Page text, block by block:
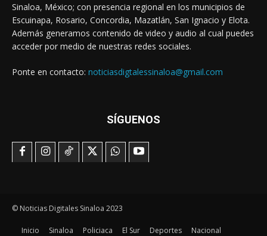
Sinaloa, México; con presencia regional en los municipios de
Escuinapa, Rosario, Concordia, Mazatlán, San Ignacio y Elota.
Además generamos contenido de video y audio al cual puedes
acceder por medio de nuestras redes sociales.
Ponte en contacto: noticiasdigtalessinaloa@gmail.com
SÍGUENOS
© Noticias Digitales Sinaloa 2023
Inicio Sinaloa Policiaca El Sur Deportes Nacional